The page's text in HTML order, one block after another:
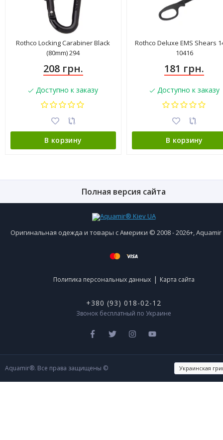
Rothco Locking Carabiner Black
(80mm) 294
208 грн.
Доступно к заказу
В корзину
Rothco Deluxe EMS Shears
10416
181 грн.
Доступно к заказу
В корзину
Полная версия сайта
Оригинальная одежда и товары с Америки © 2008 - 2026+,
Политика персональных данных | Карта сайта
+380 (93) 018-02-12
Звонок бесплатный по Украине
Aquamir®. Все права защищены ©